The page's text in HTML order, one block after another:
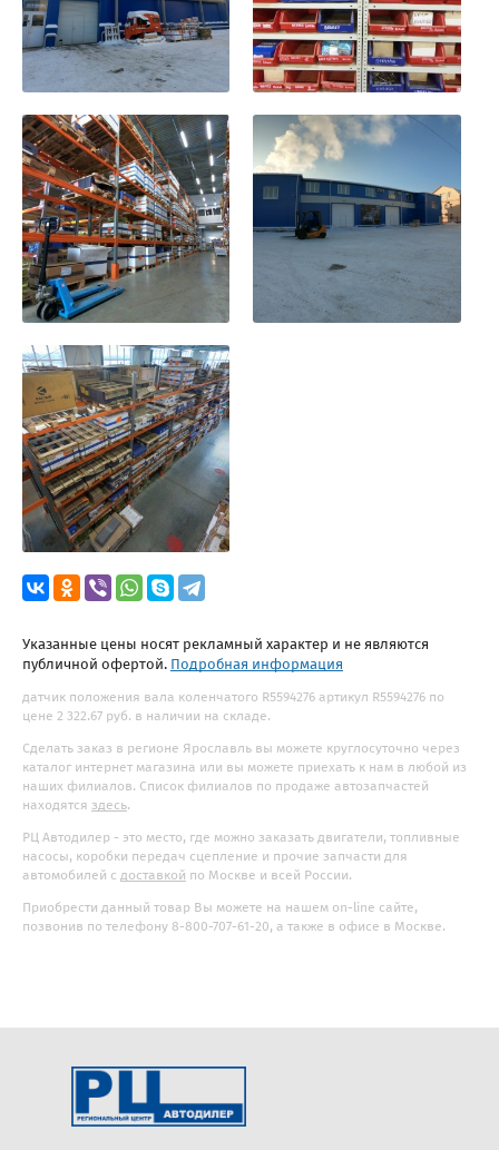
Указанные цены носят рекламный характер и не являются
публичной офертой. Подробная информация
датчик положения вала коленчатого R5594276 артикул R5594276 по
цене 2 322.67 руб. в наличии на складе.
Сделать заказ в регионе Ярославль вы можете круглосуточно через
каталог интернет магазина или вы можете приехать к нам в любой из
наших филиалов. Список филиалов по продаже автозапчастей
находятся здесь.
РЦ Автодилер - это место, где можно заказать двигатели, топливные
насосы, коробки передач сцепление и прочие запчасти для
автомобилей с доставкой по Москве и всей России.
Приобрести данный товар Вы можете на нашем on-line сайте,
позвонив по телефону 8-800-707-61-20, а также в офисе в Москве.